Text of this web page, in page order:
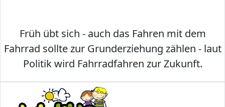
Früh übt sich - auch das Fahren mit dem
Fahrrad sollte zur Grunderziehung zählen - laut
Politik wird Fahrradfahren zur Zukunft.